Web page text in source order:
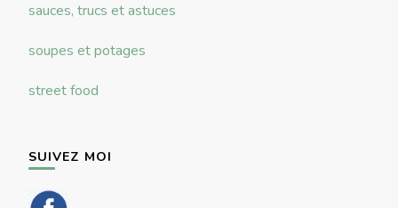
sauces, trucs et astuces
soupes et potages
street food
SUIVEZ MOI